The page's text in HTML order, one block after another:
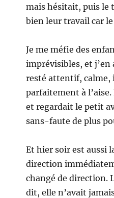
mais hésitait, puis le
bien leur travail car
Je me méfie des
imprévisibles, et j’en
resté attentif, calme,
parfaitement à
et regardait le petit
sans-faute de plus
Et hier soir est aussi
direction
changé de direction.
dit, elle n’avait